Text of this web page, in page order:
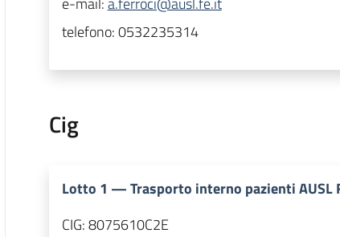
telefono:0532235314
Cig
Lotto 1 —Trasporto interno pazienti AUSL
CIG:8075610C2E